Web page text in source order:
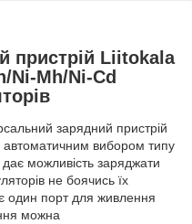
пристрій Liitokala
Ni-Mh/Ni-Cd
зарядний пристрій
вибором типу
можливість заряджати
не боячись їх
один порт для живлення
можна